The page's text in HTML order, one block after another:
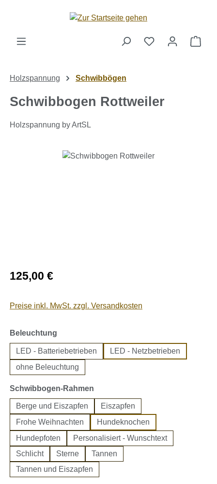
Zum Hauptinhalt springen
Holzspannung Schwibbögen
Schwibbogen Rottweiler
Holzspannung by ArtSL
Bildergalerie überspringen
Regulärer Preis:
125,00 €
Preise inkl. MwSt. zzgl. Versandkosten
Beleuchtung
LED - Batteriebetrieben
LED - Netzbetrieben
ohne Beleuchtung
Schwibbogen-Rahmen
Berge und Eiszapfen
Eiszapfen
Frohe Weihnachten
Hundeknochen
Hundepfoten
Personalisiert - Wunschtext
Schlicht
Sterne
Tannen
Tannen und Eiszapfen